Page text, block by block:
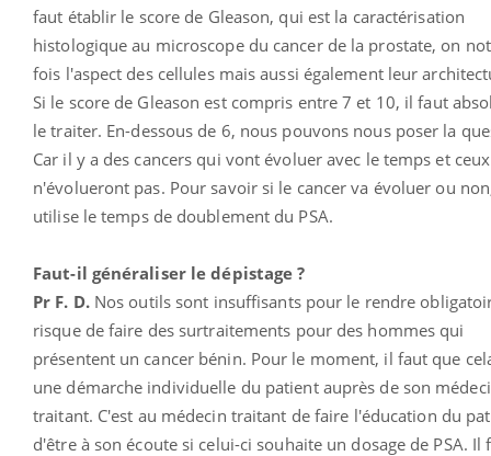
faut établir le score de Gleason, qui est la caractérisation
histologique au microscope du cancer de la prostate, on
fois l'aspect des cellules mais aussi également leur
Si le score de Gleason est compris entre 7 et 10, il faut
le traiter. En-dessous de 6, nous pouvons nous poser la
Car il y a des cancers qui vont évoluer avec le temps et
n'évolueront pas. Pour savoir si le cancer va évoluer ou
utilise le temps de doublement du PSA.
Faut-il généraliser le dépistage ?
Pr F. D.Nos outils sont insuffisants pour le rendre
risque de faire des surtraitements pour des hommes qui
présentent un cancer bénin. Pour le moment, il faut que
une démarche individuelle du patient auprès de son
traitant. C'est au médecin traitant de faire l'éducation du
d'être à son écoute si celui-ci souhaite un dosage de PSA. Il